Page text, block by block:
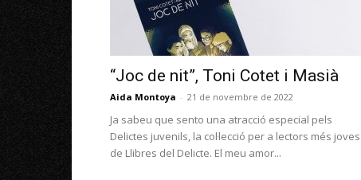
“Joc de nit”, Toni Cotet i Masià
Aida Montoya - 21 de novembre de 2022
Ja sabeu que sento una atracció especial pels
Delictes juvenils, la col·lecció per a lectors més joves
de Llibres del Delicte. El meu amor...